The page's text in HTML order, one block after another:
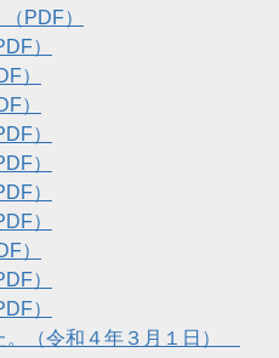
PDF）
）
）
）
）
）
）
）
）
）
）
。（令和４年３月１日）